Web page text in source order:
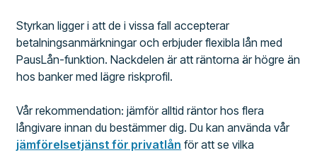
Styrkan ligger i att de i vissa fall accepterar
betalningsanmärkningar och erbjuder flexibla lån med
PausLån-funktion. Nackdelen är att räntorna är högre än
hos banker med lägre riskprofil.
Vår rekommendation: jämför alltid räntor hos flera
långivare innan du bestämmer dig. Du kan använda vår
jämförelsetjänst för privatlån för att se vilka